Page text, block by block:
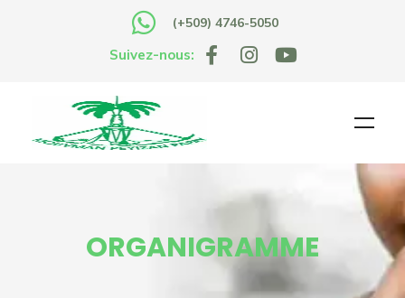
(+509) 4746-5050
Suivez-nous:
ORGANIGRAMME